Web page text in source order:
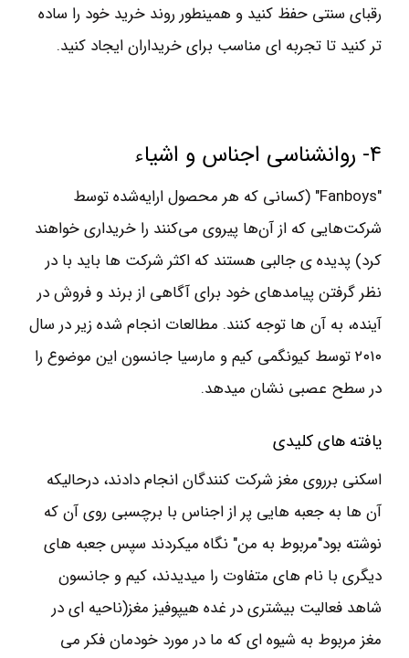
رقبای سنتی حفظ کنید و همینطور روند خرید خود را ساده
تر کنید تا تجربه ای مناسب برای خریداران ایجاد کنید.
۴- روانشناسی اجناس و اشیاء
"Fanboys" (کسانی که هر محصول ارایه‌شده توسط
شرکت‌هایی که از آن‌ها پیروی می‌کنند را خریداری خواهند
کرد) پدیده ی جالبی هستند که اکثر شرکت ها باید با در
نظر گرفتن پیامدهای خود برای آگاهی از برند و فروش در
آینده، به آن ها توجه کنند. مطالعات انجام شده زیر در سال
۲۰۱۰ توسط کیونگمی کیم و مارسیا جانسون این موضوع را
در سطح عصبی نشان میدهد.
یافته های کلیدی
اسکنی برروی مغز شرکت کنندگان انجام دادند، درحالیکه
آن ها به جعبه هایی پر از اجناس با برچسبی روی آن که
نوشته بود"مربوط به من" نگاه میکردند سپس جعبه های
دیگری با نام های متفاوت را میدیدند، کیم و جانسون
شاهد فعالیت بیشتری در غده هیپوفیز مغز(ناحیه ای در
مغز مربوط به شیوه ای که ما در مورد خودمان فکر می